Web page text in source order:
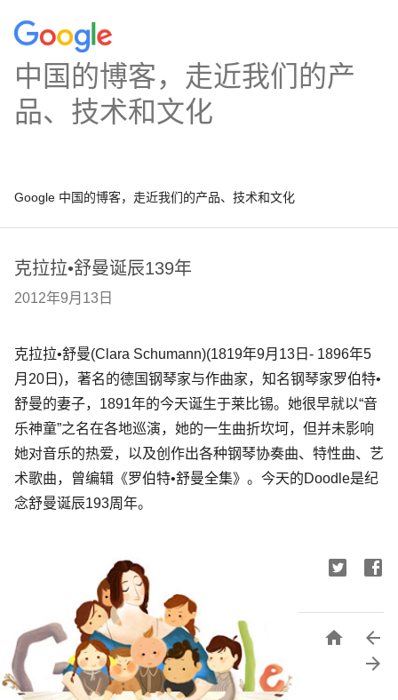
中国的博客，走近我们的产
品、技术和文化
Google 中国的博客，走近我们的产品、技术和文化
克拉拉•舒曼诞辰139年
2012年9月13日
克拉拉•舒曼(Clara Schumann)(1819年9月13日- 1896年5
月20日)，著名的德国钢琴家与作曲家，知名钢琴家罗伯特•
舒曼的妻子，1891年的今天诞生于莱比锡。她很早就以“音
乐神童”之名在各地巡演，她的一生曲折坎坷，但并未影响
她对音乐的热爱，以及创作出各种钢琴协奏曲、特性曲、艺
术歌曲，曾编辑《罗伯特•舒曼全集》。今天的Doodle是纪
念舒曼诞辰193周年。


